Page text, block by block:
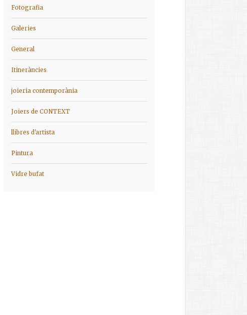
Fotografia
Galeries
General
Itineràncies
joieria contemporània
Joiers de CONTEXT
llibres d'artista
Pintura
Vidre bufat